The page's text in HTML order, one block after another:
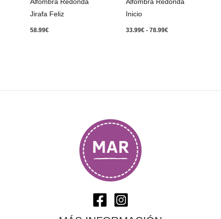
Alfombra Redonda
Jirafa Feliz
58.99€
Alfombra Redonda
Inicio
33.99€ - 78.99€